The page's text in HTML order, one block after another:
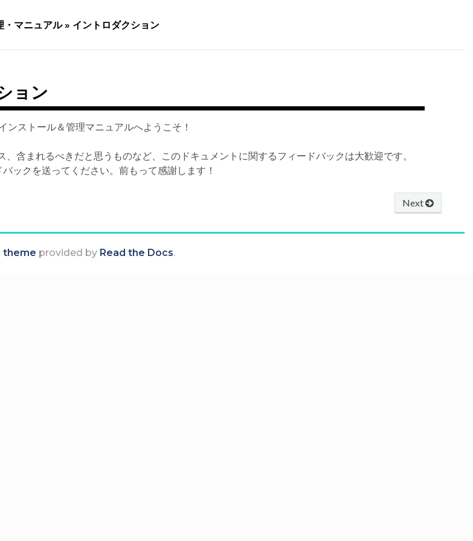
・マニュアル » イントロダクション
ョン
ストール＆管理マニュアルへようこそ！
、含まれるべきだと思うものなど、このドキュメントに関するフィードバックは大歓迎です。
ックを送ってください。前もって感謝します！
Next
theme provided by Read the Docs.